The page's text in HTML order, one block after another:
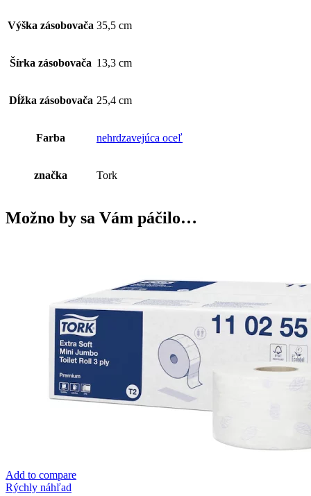
Výška zásobovača 35,5 cm
Šírka zásobovača 13,3 cm
Dĺžka zásobovača 25,4 cm
Farba nehrdzavejúca oceľ
značka Tork
Možno by sa Vám páčilo…
Add to compare
Rýchly náhľad